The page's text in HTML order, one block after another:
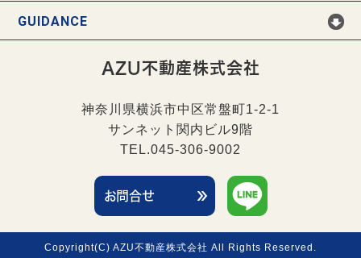
GUIDANCE
AZU不動産株式会社
神奈川県横浜市中区常盤町1-2-1
サンネット関内ビル9階
TEL.045-306-9002
お問合せ
Copyright(C) AZU不動産株式会社 All Rights Reserved.